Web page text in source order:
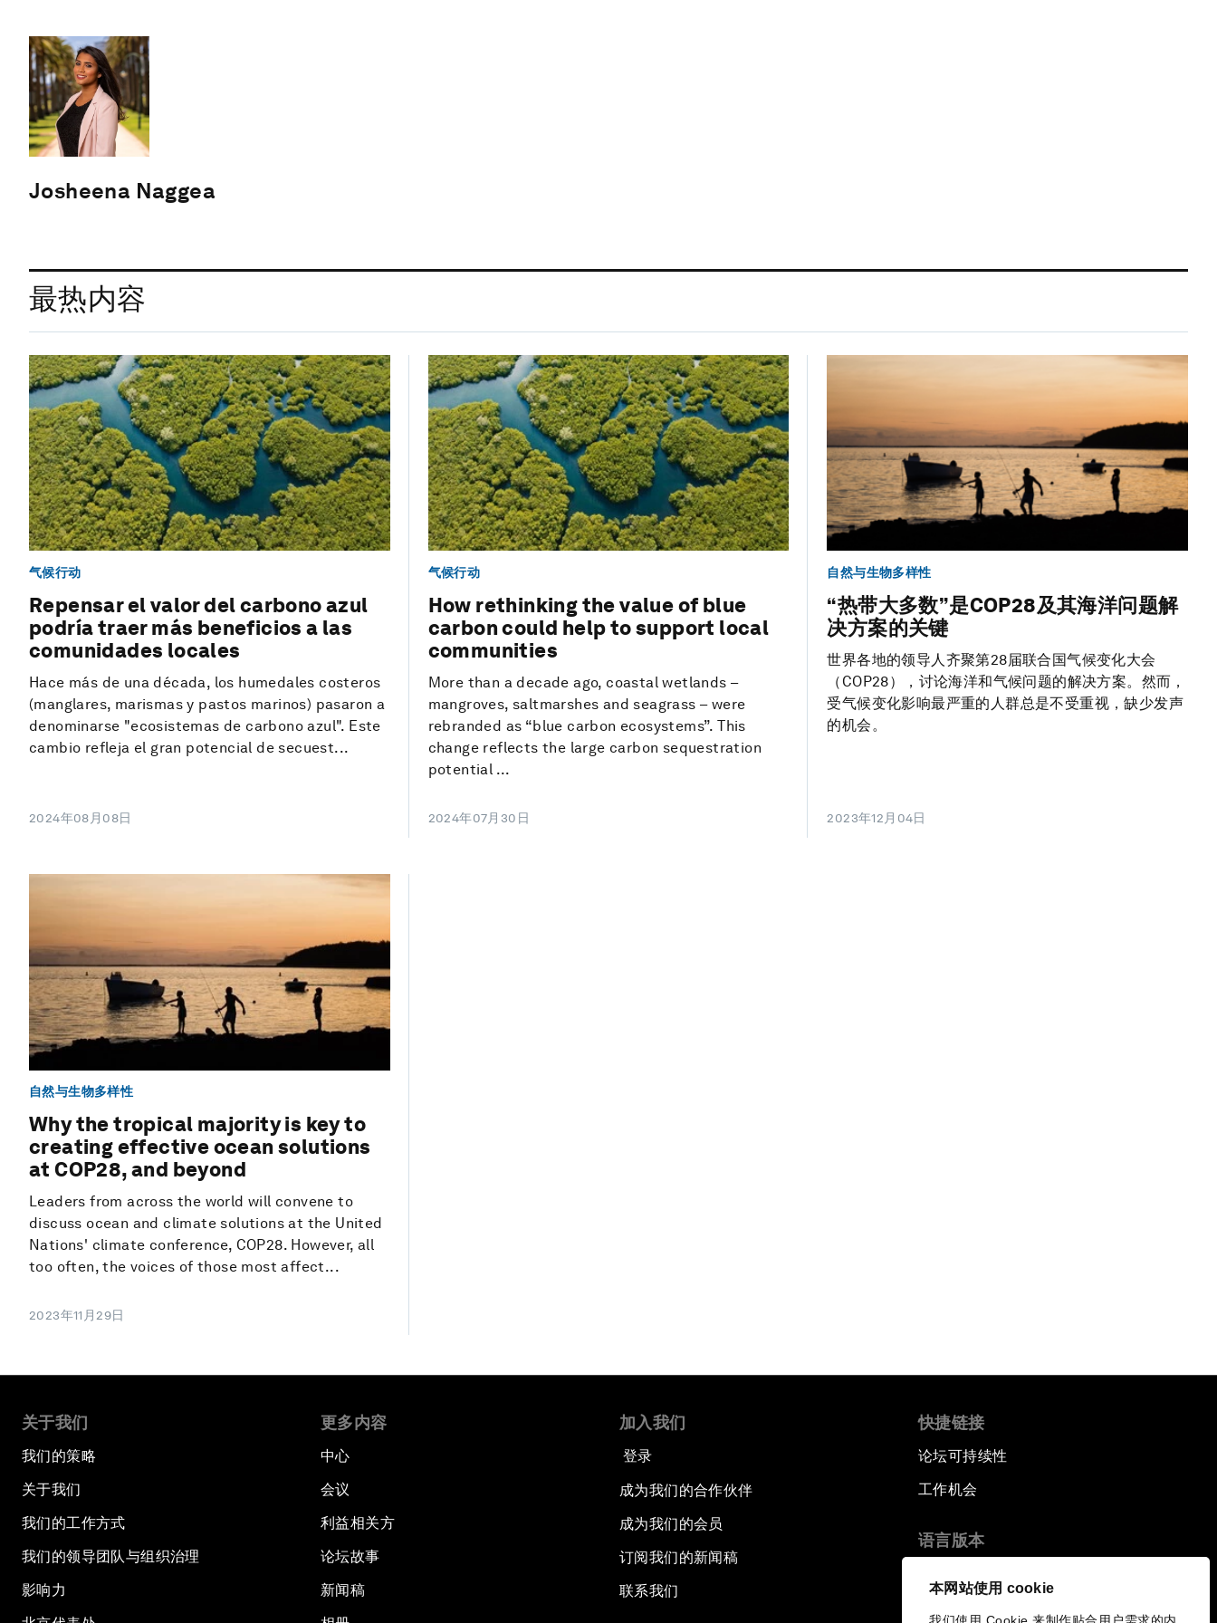
本网站使用 cookie
Josheena Naggea
最热内容
气候行动
Repensar el valor del carbono azul
podría traer más beneficios a las
comunidades locales
Hace más de una década, los humedales costeros
(manglares, marismas y pastos marinos) pasaron a
denominarse "ecosistemas de carbono azul". Este
cambio refleja el gran potencial de secuest...
2024年08月08日
气候行动
How rethinking the value of blue
carbon could help to support local
communities
More than a decade ago, coastal wetlands –
mangroves, saltmarshes and seagrass – were
rebranded as “blue carbon ecosystems”. This
change reflects the large carbon sequestration
potential ...
2024年07月30日
自然与生物多样性
“热带大多数”是COP28及其海洋问题解
决方案的关键
世界各地的领导人齐聚第28届联合国气候变化大会
（COP28），讨论海洋和气候问题的解决方案。然而，
受气候变化影响最严重的人群总是不受重视，缺少发声
的机会。
2023年12月04日
自然与生物多样性
Why the tropical majority is key to
creating effective ocean solutions
at COP28, and beyond
Leaders from across the world will convene to
discuss ocean and climate solutions at the United
Nations' climate conference, COP28. However, all
too often, the voices of those most affect...
2023年11月29日
关于我们
我们的策略
关于我们
我们的工作方式
我们的领导团队与组织治理
影响力
更多内容
中心
会议
利益相关方
论坛故事
新闻稿
加入我们
登录
成为我们的合作伙伴
成为我们的会员
订阅我们的新闻稿
联系我们
快捷链接
论坛可持续性
工作机会
语言版本